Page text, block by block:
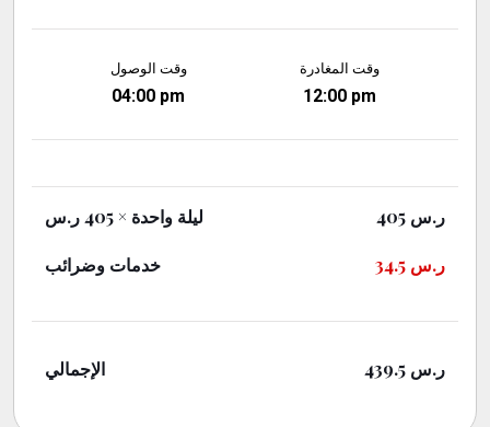
وقت الوصول
04:00 pm
وقت المغادرة
12:00 pm
ليلة واحدة × 405 ر.س 405 ر.س
خدمات وضرائب 34.5 ر.س
الإجمالي 439.5 ر.س